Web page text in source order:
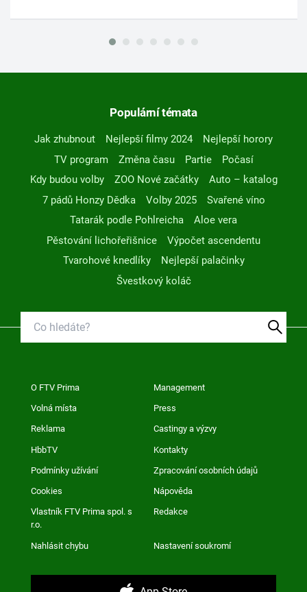
Populární témata
Jak zhubnout Nejlepší filmy 2024
Nejlepší horory
TV program
Změna času Partie
Počasí
Kdy budou volby
ZOO Nové začátky
Auto – katalog
7 pádů Honzy Dědka
Volby 2025
Svařené víno
Tatarák podle Pohlreicha
Aloe vera
Pěstování lichořeřišnice
Výpočet ascendentu
Tvarohové knedlíky
Nejlepší palačinky
Švestkový koláč
O FTV Prima Management
Volná místa Press
Reklama Castingy a výzvy
HbbTV Kontakty
Podmínky užívání Zpracování osobních údajů
Cookies Nápověda
Vlastník FTV Prima spol. s
r.o.
Redakce
Nahlásit chybu Nastavení soukromí